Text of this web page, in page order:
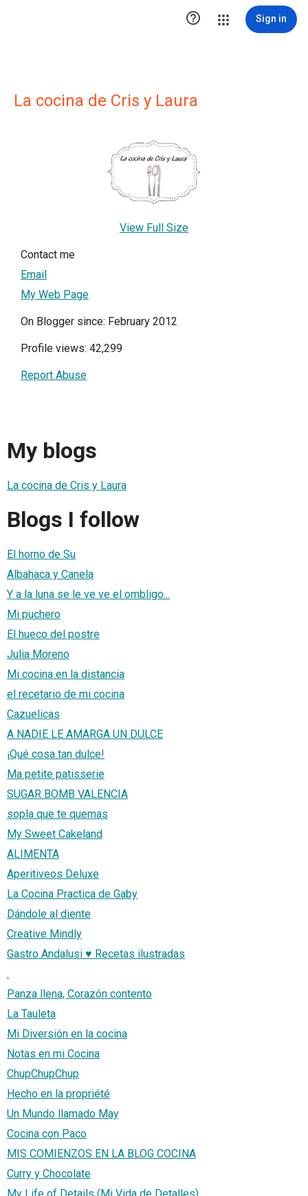
 Sign in
La cocina de Cris y Laura
View Full Size
Contact me
Email
My Web Page
On Blogger since: February 2012
Profile views: 42,299
Report Abuse
My blogs
La cocina de Cris y Laura
Blogs I follow
El horno de Su
Albahaca y Canela
Y a la luna se le ve ve el ombligo...
Mi puchero
El hueco del postre
Julia Moreno
Mi cocina en la distancia
el recetario de mi cocina
Cazuelicas
A NADIE LE AMARGA UN DULCE
¡Qué cosa tan dulce!
Ma petite patisserie
SUGAR BOMB VALENCIA
sopla que te quemas
My Sweet Cakeland
ALIMENTA
Aperitiveos Deluxe
La Cocina Practica de Gaby
Dándole al diente
Creative Mindly
Gastro Andalusi ♥ Recetas ilustradas
.
Panza llena, Corazón contento
La Tauleta
Mi Diversión en la cocina
Notas en mi Cocina
ChupChupChup
Hecho en la propriété
Un Mundo llamado May
Cocina con Paco
MIS COMIENZOS EN LA BLOG COCINA
Curry y Chocolate
My Life of Details (Mi Vida de Detalles)